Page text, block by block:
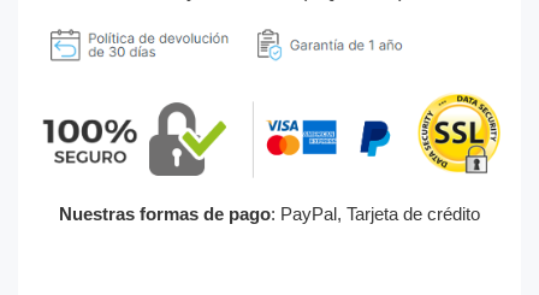
Nuestras formas de pago: PayPal, Tarjeta de crédito